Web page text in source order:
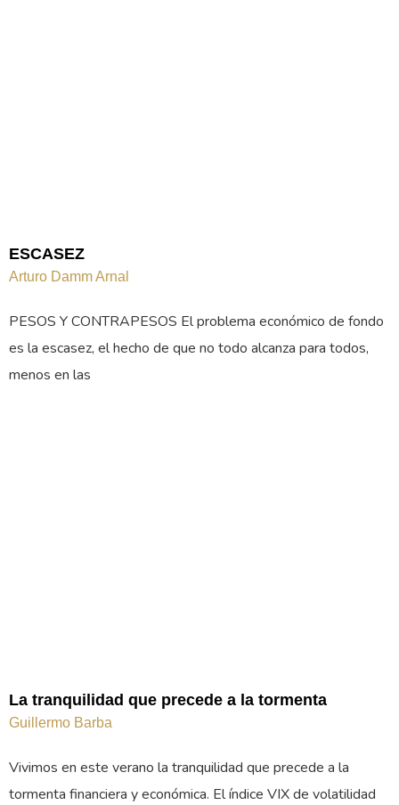
ESCASEZ
Arturo Damm Arnal
PESOS Y CONTRAPESOS El problema económico de fondo
es la escasez, el hecho de que no todo alcanza para todos,
menos en las
La tranquilidad que precede a la tormenta
Guillermo Barba
Vivimos en este verano la tranquilidad que precede a la
tormenta financiera y económica. El índice VIX de volatilidad